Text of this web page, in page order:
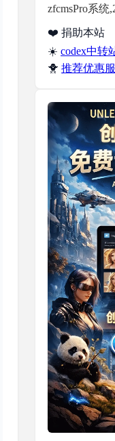
zfcmsPro系
❤️ 捐助本站
☀️ codex中转
🐥 推荐优惠